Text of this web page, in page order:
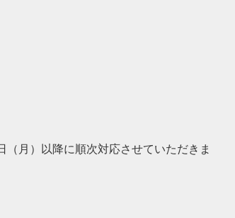
月）以降に順次対応させていただきま